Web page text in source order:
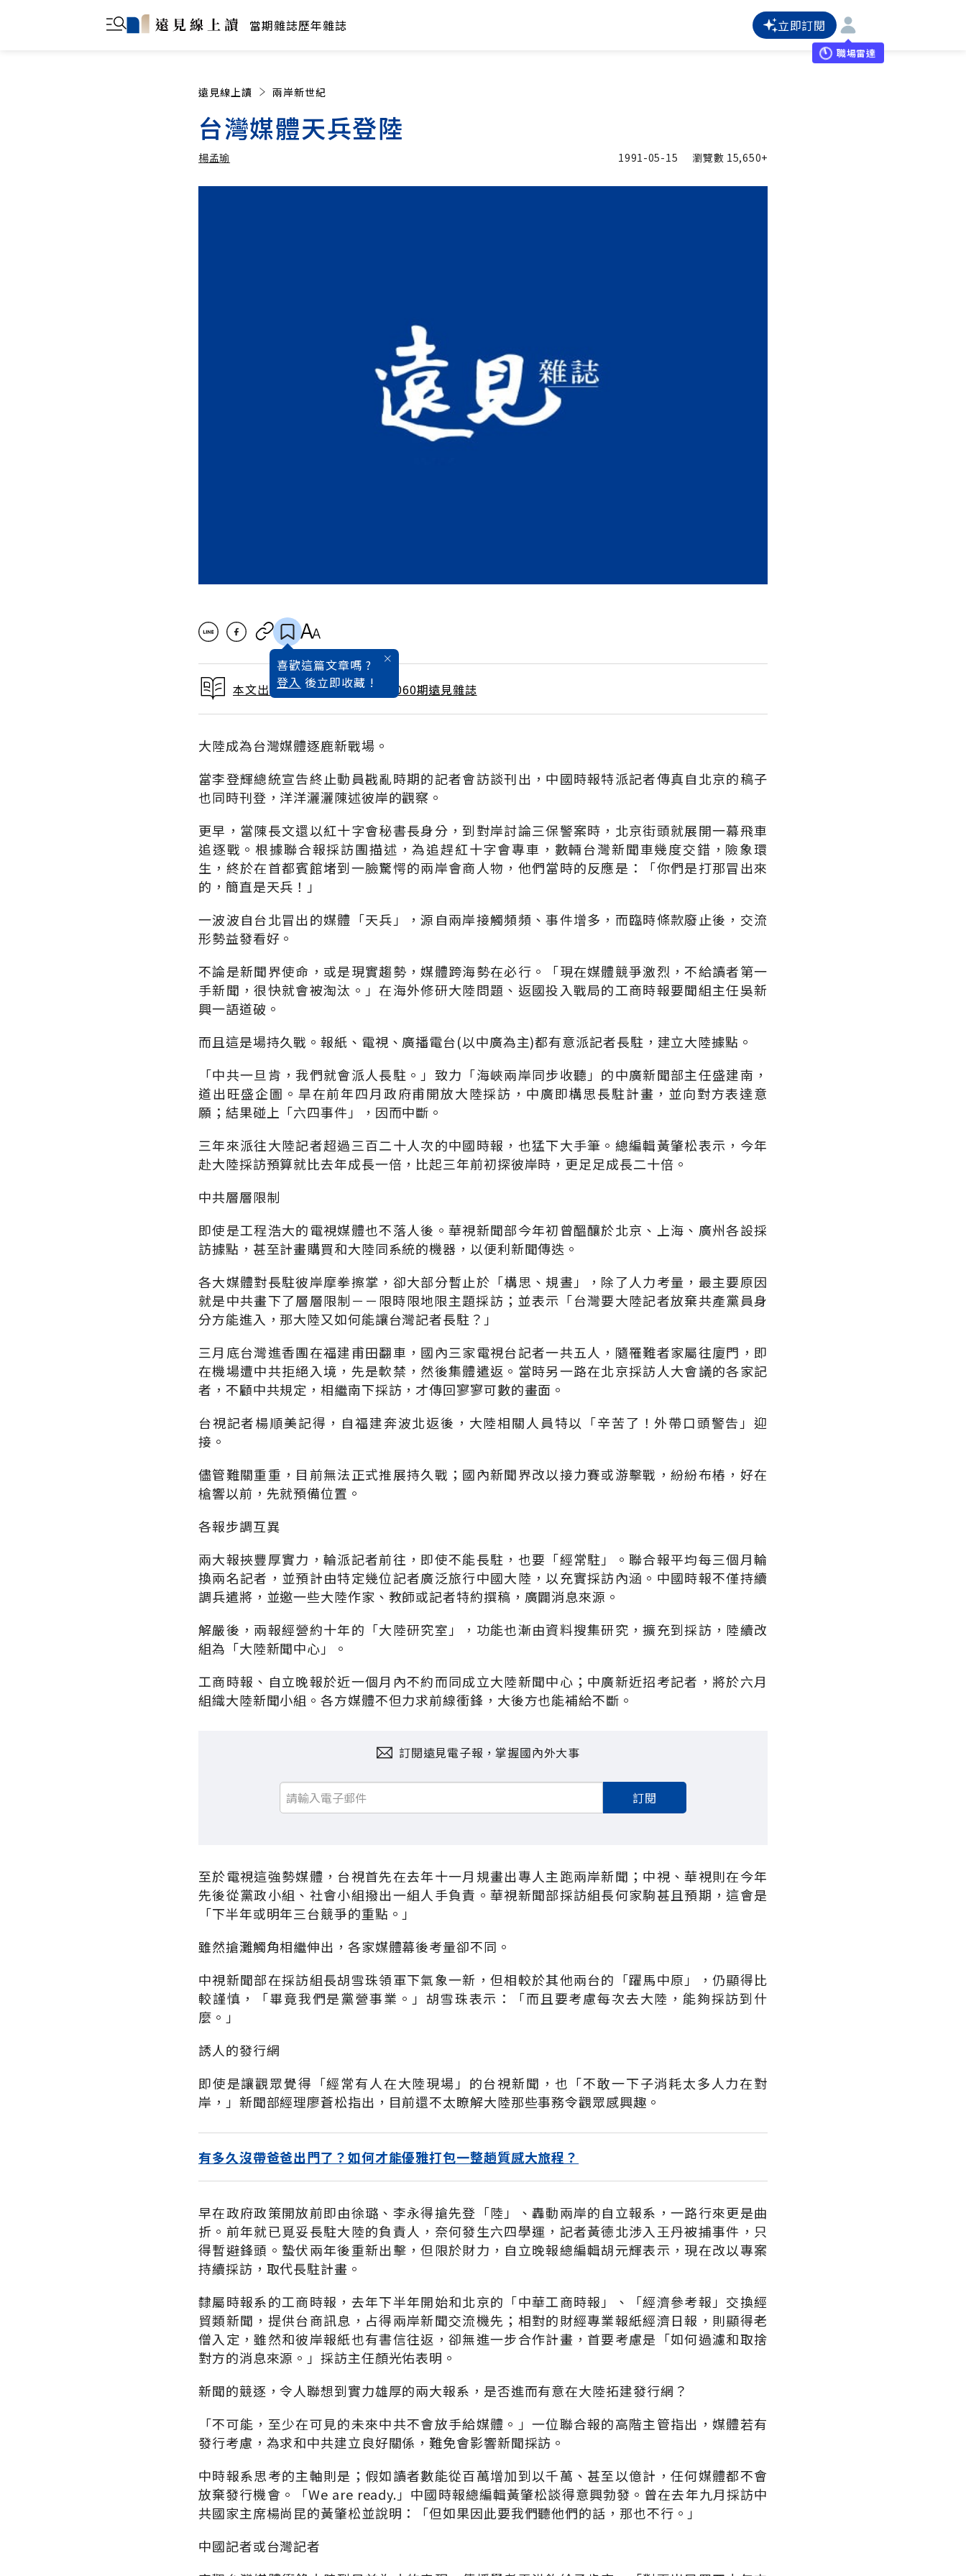
當期雜誌歷年雜誌 立即訂閱
職場雷達
遠見線上讀 兩岸新世紀
台灣媒體天兵登陸
楊孟瑜 1991-05-15 瀏覽數 15,650+
喜歡這篇文章嗎 ?
登入 後立即收藏 !
本文出自 1991 / 6月號雜誌 第060期遠見雜誌
大陸成為台灣媒體逐鹿新戰場。
當李登輝總統宣告終止動員戡亂時期的記者會訪談刊出，中國時報特派記者傳真自北京的稿子
也同時刊登，洋洋灑灑陳述彼岸的觀察。
更早，當陳長文還以紅十字會秘書長身分，到對岸討論三保警案時，北京街頭就展開一幕飛車
追逐戰。根據聯合報採訪團描述，為追趕紅十字會專車，數輛台灣新聞車幾度交錯，險象環
生，終於在首都賓館堵到一臉驚愕的兩岸會商人物，他們當時的反應是：「你們是打那冒出來
的，簡直是天兵！」
一波波自台北冒出的媒體「天兵」，源自兩岸接觸頻頻、事件增多，而臨時條款廢止後，交流
形勢益發看好。
不論是新聞界使命，或是現實趨勢，媒體跨海勢在必行。「現在媒體競爭激烈，不給讀者第一
手新聞，很快就會被淘汰。」在海外修研大陸問題、返國投入戰局的工商時報要聞組主任吳新
興一語道破。
而且這是場持久戰。報紙、電視、廣播電台(以中廣為主)都有意派記者長駐，建立大陸據點。
「中共一旦肯，我們就會派人長駐。」致力「海峽兩岸同步收聽」的中廣新聞部主任盛建南，
道出旺盛企圖。旱在前年四月政府甫開放大陸採訪，中廣即構思長駐計畫，並向對方表達意
願；結果碰上「六四事件」，因而中斷。
三年來派往大陸記者超過三百二十人次的中國時報，也猛下大手筆。總編輯黃肇松表示，今年
赴大陸採訪預算就比去年成長一倍，比起三年前初探彼岸時，更足足成長二十倍。
中共層層限制
即使是工程浩大的電視媒體也不落人後。華視新聞部今年初曾醞釀於北京、上海、廣州各設採
訪據點，甚至計畫購買和大陸同系統的機器，以便利新聞傳迭。
各大媒體對長駐彼岸摩拳擦掌，卻大部分暫止於「構思、規晝」，除了人力考量，最主要原因
就是中共畫下了層層限制－－限時限地限主題採訪；並表示「台灣要大陸記者放棄共產黨員身
分方能進入，那大陸又如何能讓台灣記者長駐？」
三月底台灣進香團在福建甫田翻車，國內三家電視台記者一共五人，隨罹難者家屬往廈門，即
在機場遭中共拒絕入境，先是軟禁，然後集體遣返。當時另一路在北京採訪人大會議的各家記
者，不顧中共規定，相繼南下採訪，才傳回寥寥可數的畫面。
台視記者楊順美記得，自福建奔波北返後，大陸相關人員特以「辛苦了！外帶口頭警告」迎
接。
儘管難關重重，目前無法正式推展持久戰；國內新聞界改以接力賽或游擊戰，紛紛布樁，好在
槍響以前，先就預備位置。
各報步調互異
兩大報挾豐厚實力，輪派記者前往，即使不能長駐，也要「經常駐」。聯合報平均每三個月輪
換兩名記者，並預計由特定幾位記者廣泛旅行中國大陸，以充實採訪內涵。中國時報不僅持續
調兵遣將，並邀一些大陸作家、教師或記者特約撰稿，廣闢消息來源。
解嚴後，兩報經營約十年的「大陸研究室」，功能也漸由資料搜集研究，擴充到採訪，陸續改
組為「大陸新聞中心」。
工商時報、自立晚報於近一個月內不約而同成立大陸新聞中心；中廣新近招考記者，將於六月
組織大陸新聞小組。各方媒體不但力求前線衝鋒，大後方也能補給不斷。
訂閱遠見電子報，掌握國內外大事
訂閱
至於電視這強勢媒體，台視首先在去年十一月規畫出專人主跑兩岸新聞；中視、華視則在今年
先後從黨政小組、社會小組撥出一組人手負責。華視新聞部採訪組長何家駒甚且預期，這會是
「下半年或明年三台競爭的重點。」
雖然搶灘觸角相繼伸出，各家媒體幕後考量卻不同。
中視新聞部在採訪組長胡雪珠領軍下氣象一新，但相較於其他兩台的「躍馬中原」，仍顯得比
較謹慎，「畢竟我們是黨營事業。」胡雪珠表示：「而且要考慮每次去大陸，能夠採訪到什
麼。」
誘人的發行網
即使是讓觀眾覺得「經常有人在大陸現場」的台視新聞，也「不敢一下子消耗太多人力在對
岸，」新聞部經理廖蒼松指出，目前還不太瞭解大陸那些事務令觀眾感興趣。
有多久沒帶爸爸出門了？如何才能優雅打包一整趟質感大旅程？
早在政府政策開放前即由徐璐、李永得搶先登「陸」、轟動兩岸的自立報系，一路行來更是曲
折。前年就已覓妥長駐大陸的負責人，奈何發生六四學運，記者黃德北涉入王丹被捕事件，只
得暫避鋒頭。蟄伏兩年後重新出擊，但限於財力，自立晚報總編輯胡元輝表示，現在改以專案
持續採訪，取代長駐計畫。
隸屬時報系的工商時報，去年下半年開始和北京的「中華工商時報」、「經濟參考報」交換經
貿類新聞，提供台商訊息，占得兩岸新聞交流機先；相對的財經專業報紙經濟日報，則顯得老
僧入定，雖然和彼岸報紙也有書信往返，卻無進一步合作計畫，首要考慮是「如何過濾和取捨
對方的消息來源。」採訪主任顏光佑表明。
新聞的競逐，令人聯想到實力雄厚的兩大報系，是否進而有意在大陸拓建發行網？
「不可能，至少在可見的未來中共不會放手給媒體。」一位聯合報的高階主管指出，媒體若有
發行考慮，為求和中共建立良好關係，難免會影響新聞採訪。
中時報系思考的主軸則是；假如讀者數能從百萬增加到以千萬、甚至以億計，任何媒體都不會
放棄發行機會。「We are ready.」中國時報總編輯黃肇松談得意興勃發。曾在去年九月採訪中
共國家主席楊尚昆的黃肇松並說明：「但如果因此要我們聽他們的話，那也不行。」
中國記者或台灣記者